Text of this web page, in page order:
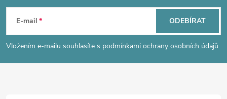
p
a
E-mail
Vložením e-mailu souhlasíte s podmínkami ochrany osobních údajů
ODEBÍRAT